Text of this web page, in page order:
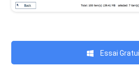
Essai